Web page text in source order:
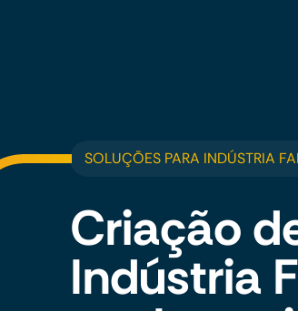
SOLUÇÕES PARA INDÚSTRIA
Criação
Indústria